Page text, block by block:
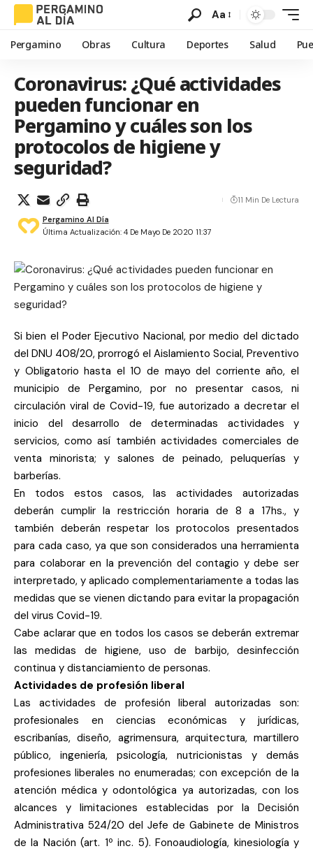
Aa
Pergamino Obras Cultura Deportes Salud
Coronavirus: ¿Qué actividades
pueden funcionar en
Pergamino y cuáles son los
protocolos de higiene y
seguridad?
Última Actualización: 4 De Mayo De 2020 11:37
Pergamino Al Día
11 Min De Lectura
Si bien el Poder Ejecutivo Nacional, por medio del dictado
del DNU 408/20, prorrogó el Aislamiento Social, Preventivo
y Obligatorio hasta el 10 de mayo del corriente año, el
municipio de Pergamino, por no presentar casos, ni
circulación viral de Covid-19, fue autorizado a decretar el
inicio del desarrollo de determinadas actividades y
servicios, como así también actividades comerciales de
venta minorista; y salones de peinado, peluquerías y
barberías.
En todos estos casos, las actividades autorizadas
deberán cumplir la restricción horaria de 8 a 17hs., y
también deberán respetar los protocolos presentados
para cada caso, ya que son considerados una herramienta
para colaborar en la prevención del contagio y debe ser
interpretado, y aplicado complementariamente a todas las
medidas que se vienen dictando para evitar la propagación
del virus Covid-19.
Cabe aclarar que en todos los casos se deberán extremar
las medidas de higiene, uso de barbijo, desinfección
continua y distanciamiento de personas.
Actividades de profesión liberal
Las actividades de profesión liberal autorizadas son:
profesionales en ciencias económicas y jurídicas,
escribanías, diseño, agrimensura, arquitectura, martillero
público, ingeniería, psicología, nutricionistas y demás
profesiones liberales no enumeradas; con excepción de la
atención médica y odontológica ya autorizadas, con los
alcances y limitaciones establecidas por la Decisión
Administrativa 524/20 del Jefe de Gabinete de Ministros
de la Nación (art. 1º inc. 5). Fonoaudiología, kinesiología y